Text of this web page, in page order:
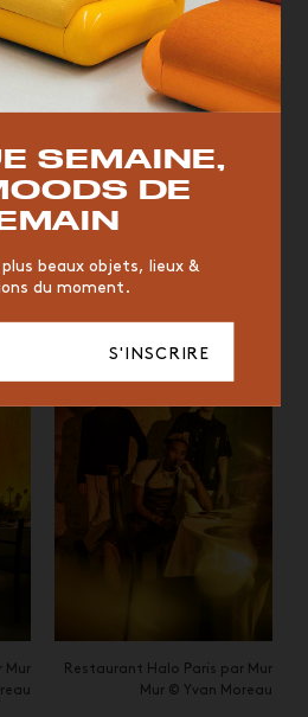
Restaurant Halo Paris par Mur
Mur
Restaurant Halo Paris par Mur
Mur © Yvan Moreau
SEMAINE,
DE
beaux objets, lieux &
du moment.
S'INSCRIRE
MOODBOARD
BOIS
HÔTEL
ÉDITIONS
VASE
2023